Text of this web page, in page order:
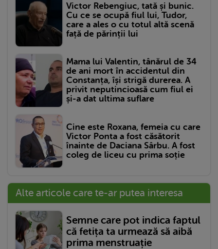
Victor Rebengiuc, tată și bunic.
Cu ce se ocupă fiul lui, Tudor,
care a ales o cu totul altă scenă
față de părinții lui
Mama lui Valentin, tânărul de 34
de ani mort în accidentul din
Constanța, își strigă durerea. A
privit neputincioasă cum fiul ei
și-a dat ultima suflare
Cine este Roxana, femeia cu care
Victor Ponta a fost căsătorit
înainte de Daciana Sârbu. A fost
coleg de liceu cu prima soție
Alte articole care te-ar putea interesa
Semne care pot indica faptul
că fetița ta urmează să aibă
prima menstruație